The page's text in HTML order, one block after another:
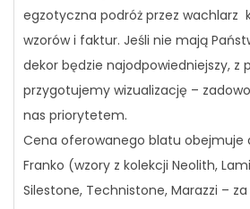
egzotyczna podróż przez wachlarz
wzorów i faktur. Jeśli nie mają
dekor będzie najodpowiedniejszy, z
przygotujemy wizualizację –
nas priorytetem.
Cena oferowanego blatu obejmuje
Franko (wzory z kolekcji Neolith,
Silestone, Technistone, Marazzi –